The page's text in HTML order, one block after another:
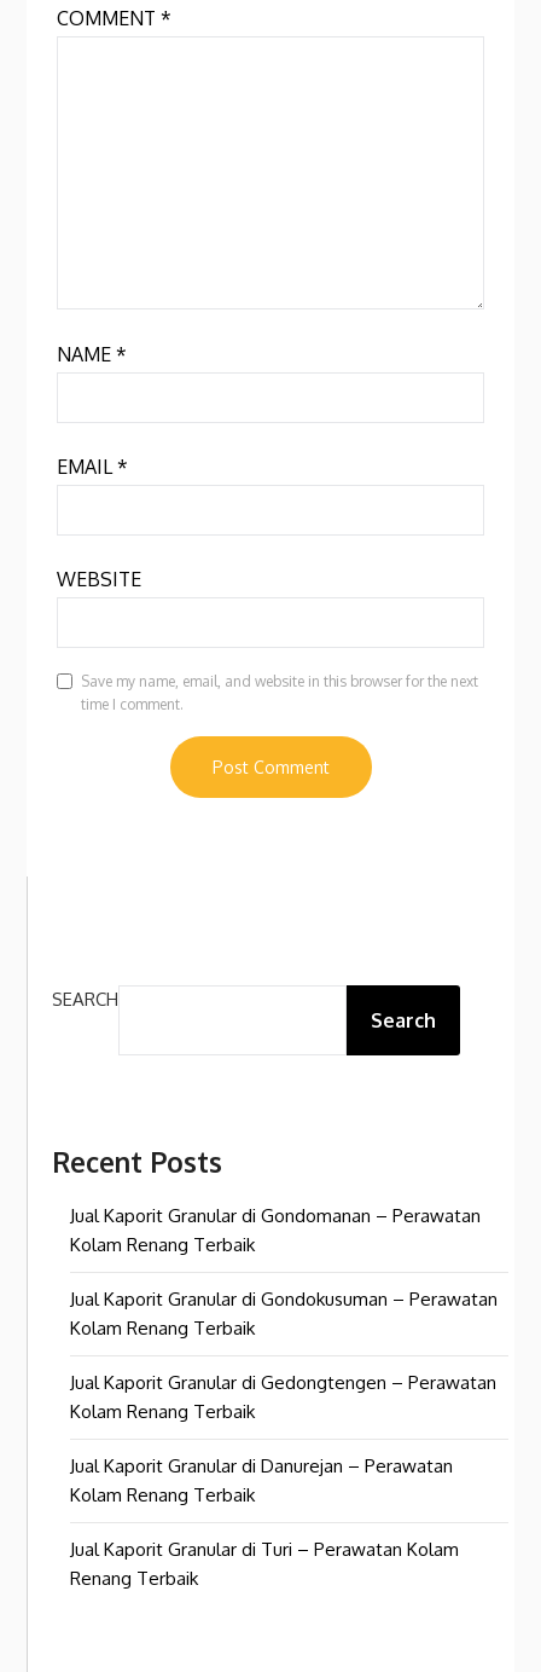
COMMENT*
NAME*
EMAIL*
WEBSITE
Save my name, email, and website in this browser for the next
time I comment.
SEARCH
Search
Recent Posts
Jual Kaporit Granular di Gondomanan – Perawatan
Kolam Renang Terbaik
Jual Kaporit Granular di Gondokusuman – Perawatan
Kolam Renang Terbaik
Jual Kaporit Granular di Gedongtengen – Perawatan
Kolam Renang Terbaik
Jual Kaporit Granular di Danurejan – Perawatan
Kolam Renang Terbaik
Jual Kaporit Granular di Turi – Perawatan Kolam
Renang Terbaik